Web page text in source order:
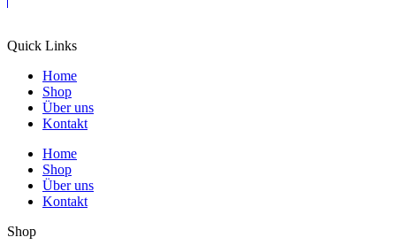
Quick Links
Home
Shop
Über uns
Kontakt
Home
Shop
Über uns
Kontakt
Shop